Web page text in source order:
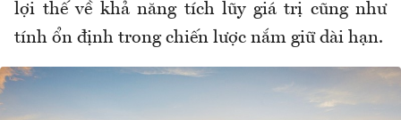
lợi thế về khả năng tích lũy giá trị cũng như
tính ổn định trong chiến lược nắm giữ dài hạn.